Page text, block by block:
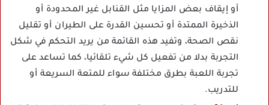
أو إيقاف بعض المزايا مثل القنابل غير المحدودة أو
الذخيرة الممتدة أو تحسين القدرة على الطيران أو تقليل
نقص الصحة، وتفيد هذه القائمة من يريد التحكم في شكل
التجربة بدلا من تفعيل كل شيء تلقائيا، كما تساعد على
تجربة اللعبة بطرق مختلفة سواء للمتعة السريعة أو
للتدريب.